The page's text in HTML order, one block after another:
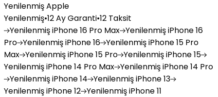
Yenilenmiş Apple
Yenilenmiş•12 Ay Garanti•12 Taksit
YenilenmişiPhone 16 Pro Max YenilenmişiPhone 16
Pro YenilenmişiPhone 16 YenilenmişiPhone 15 Pro
Max YenilenmişiPhone 15 Pro YenilenmişiPhone 15
YenilenmişiPhone 14 Pro Max YenilenmişiPhone 14 Pro
YenilenmişiPhone 14 YenilenmişiPhone 13
YenilenmişiPhone 12 YenilenmişiPhone 11